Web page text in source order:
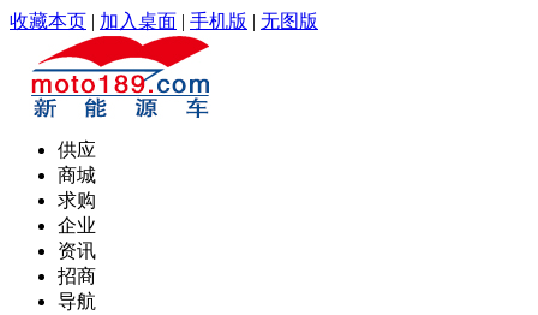
收藏本页 | 加入桌面 | 手机版 | 无图版
供应
商城
求购
企业
资讯
招商
导航